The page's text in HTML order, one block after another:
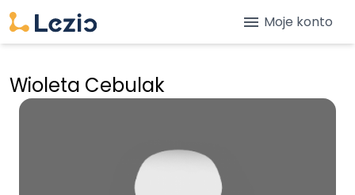
menu Moje konto
Wioleta Cebulak